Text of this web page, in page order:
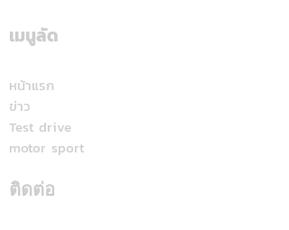
การบริการ ตอกย้ำความ
เมนูลัด
หน้าแรก
ข่าว
Test drive
motor sport
ติดต่อ